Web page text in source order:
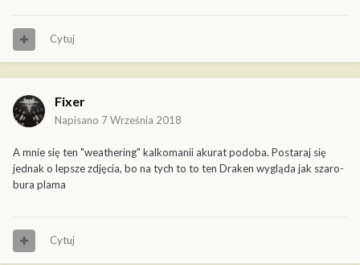
Cytuj
Fixer
Napisano 7 Września 2018
A mnie się ten "weathering" kalkomanii akurat podoba. Postaraj się
jednak o lepsze zdjęcia, bo na tych to to ten Draken wygląda jak szaro-
bura plama
Cytuj